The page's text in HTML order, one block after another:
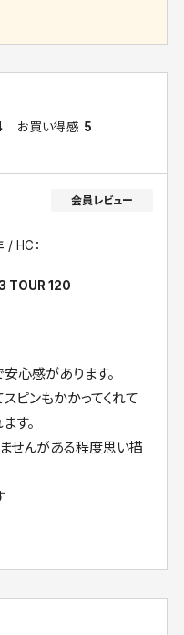
お買い得感 5
HC：
TOUR 120
心感があります。
ピンもかかってくれて
す。
せんがある程度思い描